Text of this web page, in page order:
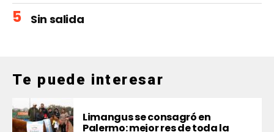
Sin salida
Te puede interesar
Limangus se consagró en
Palermo: mejor res de toda la